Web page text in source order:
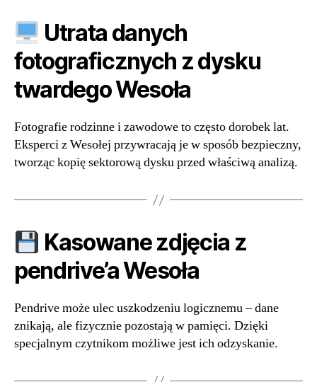
Utrata danych
fotograficznych z dysku
twardego Wesoła
Fotografie rodzinne i zawodowe to często dorobek lat.
Eksperci z Wesołej przywracają je w sposób bezpieczny,
tworząc kopię sektorową dysku przed właściwą analizą.
Kasowane zdjęcia z
pendrive’a Wesoła
Pendrive może ulec uszkodzeniu logicznemu – dane
znikają, ale fizycznie pozostają w pamięci. Dzięki
specjalnym czytnikom możliwe jest ich odzyskanie.